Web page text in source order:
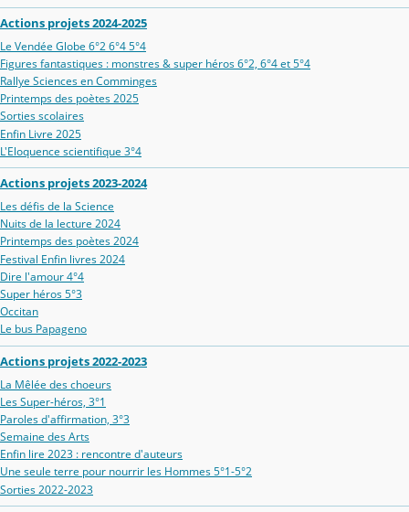
Actions projets 2024-2025
Le Vendée Globe 6°2 6°4 5°4
Figures fantastiques : monstres & super héros 6°2, 6°4 et 5°4
Rallye Sciences en Comminges
Printemps des poètes 2025
Sorties scolaires
Enfin Livre 2025
L'Eloquence scientifique 3°4
Actions projets 2023-2024
Les défis de la Science
Nuits de la lecture 2024
Printemps des poètes 2024
Festival Enfin livres 2024
Dire l'amour 4°4
Super héros 5°3
Occitan
Le bus Papageno
Actions projets 2022-2023
La Mêlée des choeurs
Les Super-héros, 3°1
Paroles d'affirmation, 3°3
Semaine des Arts
Enfin lire 2023 : rencontre d'auteurs
Une seule terre pour nourrir les Hommes 5°1-5°2
Sorties 2022-2023